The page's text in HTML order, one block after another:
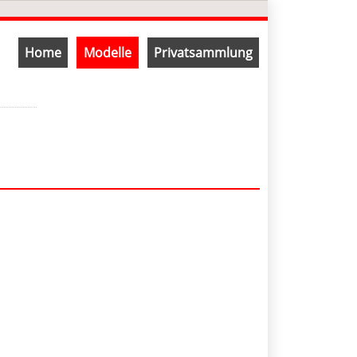
Navigation
überspringen
Home Modelle Privatsammlung